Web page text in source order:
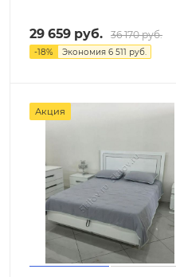
29 659 руб. 36 170руб.
-18% Экономия 6 511 руб.
Акция